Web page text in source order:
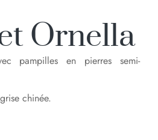
Ornella
pampilles en pierres semi-
chinée.